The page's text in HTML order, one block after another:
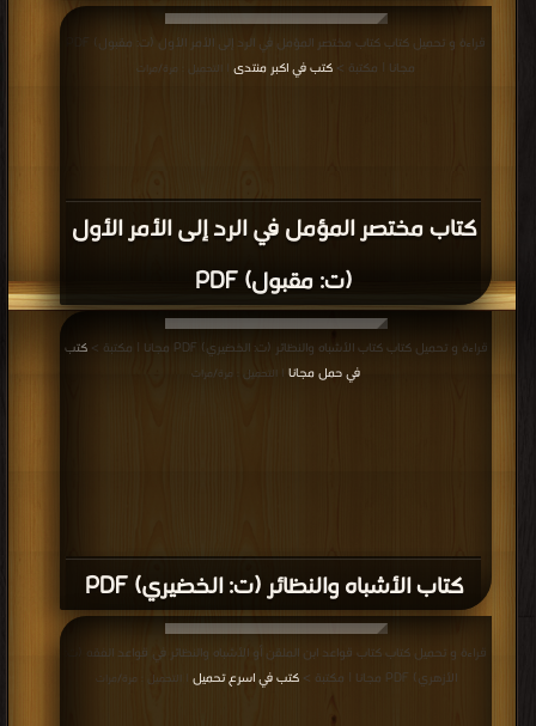
كتاب مختصر المؤمل في الرد إلى الأمر الأول
(ت: مقبول) PDF
مجانا | مكتبة > كتب في اكبر منتدى | التحميل : مرة/مرات
كتاب الأشباه والنظائر (ت: الخضيري) PDF
قراءة و تحميل كتاب كتاب الأشباه والنظائر (ت: الخضيري) PDF مجانا | مكتبة >
كتب
في حمل مجانا | التحميل : مرة/مرات
قراءة و تحميل كتاب كتاب قواعد ابن الملقن أو الأشباه والنظائر في قواعد الفقه (ت:
الأزهري) PDF مجانا | مكتبة >
كتب في اسرع تحميل | التحميل : مرة/مرات